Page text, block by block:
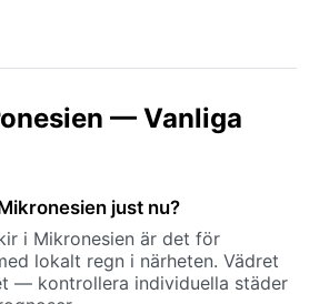
— Vanliga
just nu?
i Mikronesien är det för
lokalt regn i närheten. Vädret
— kontrollera individuella städer